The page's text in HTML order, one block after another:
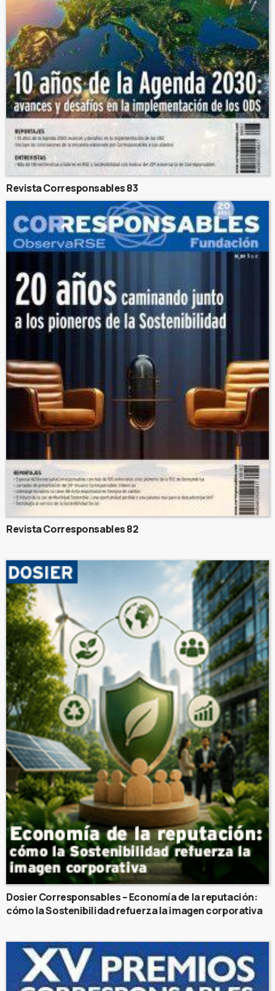
Revista Corresponsables 83
Revista Corresponsables 82
Dosier Corresponsables – Economía de la reputación:
cómo la Sostenibilidad refuerza la imagen corporativa